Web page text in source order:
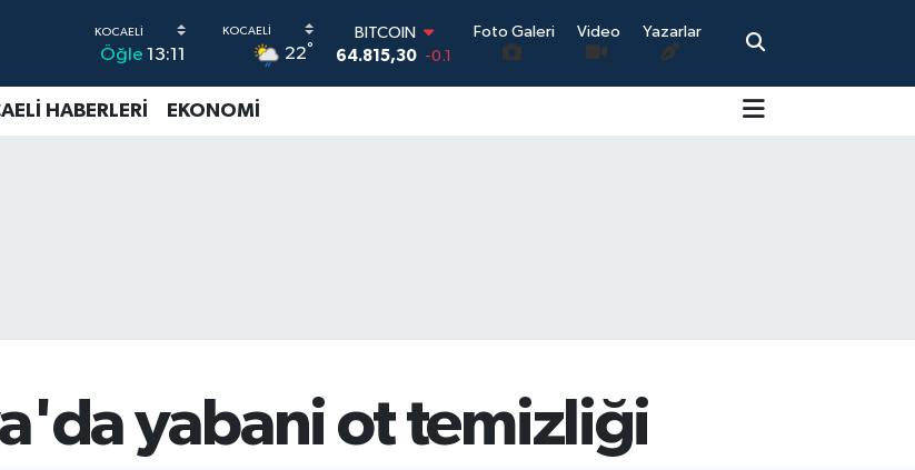
Öğle 13:11 22°
DOLAR
47,7436 0.18
Foto Galeri Video Yazarlar
HABERLERİ EKONOMİ
yabani ot temizliği